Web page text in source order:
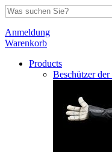
Anmeldung
Warenkorb
Products
Beschützer der